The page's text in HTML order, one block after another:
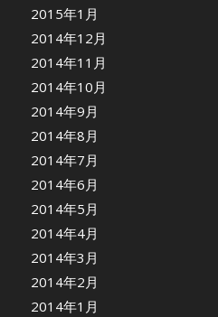
2015年1月
2014年12月
2014年11月
2014年10月
2014年9月
2014年8月
2014年7月
2014年6月
2014年5月
2014年4月
2014年3月
2014年2月
2014年1月